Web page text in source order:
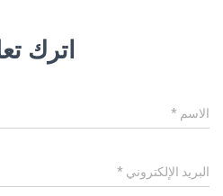
اترك
الاسم *
البريد الإلكتروني *